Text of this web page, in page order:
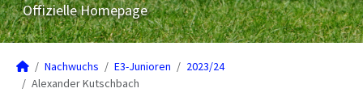
Offizielle Homepage
Nachwuchs E3-Junioren
2023/24
Alexander Kutschbach